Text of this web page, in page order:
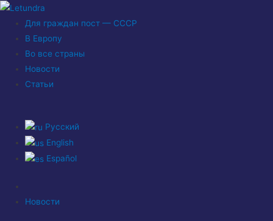
Для граждан пост — СССР
В Европу
Во все страны
Новости
Статьи
Русский
English
Español
Новости